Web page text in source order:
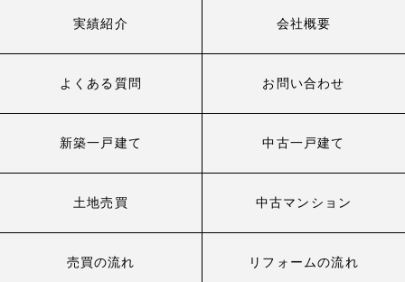
実績紹介 会社概要
よくある質問 お問い合わせ
新築一戸建て 中古一戸建て
土地売買 中古マンション
売買の流れ リフォームの流れ